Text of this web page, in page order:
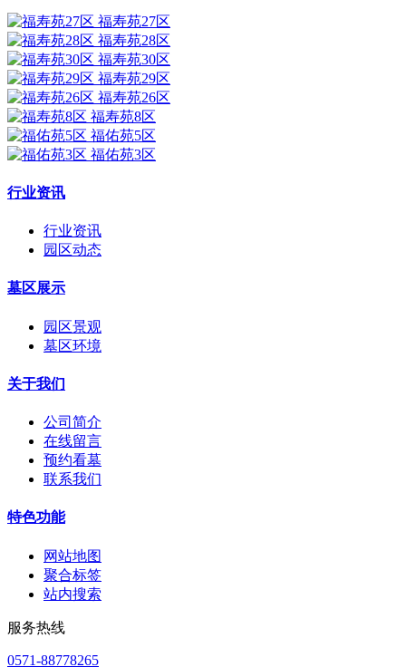
福寿苑27区
福寿苑28区
福寿苑30区
福寿苑29区
福寿苑26区
福寿苑8区
福佑苑5区
福佑苑3区
行业资讯
行业资讯
园区动态
墓区展示
园区景观
墓区环境
关于我们
公司简介
在线留言
预约看墓
联系我们
特色功能
网站地图
聚合标签
站内搜索
服务热线
0571-88778265